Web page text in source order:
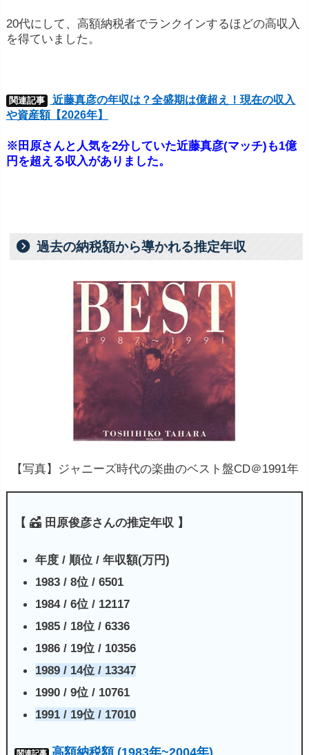
20代にして、高額納税者でランクインするほどの高収入
を得ていました。
関連記事
近藤真彦の年収は？全盛期は億超え！現在の収入
や資産額【2026年】
※田原さんと人気を2分していた近藤真彦(マッチ)も1億
円を超える収入がありました。
過去の納税額から導かれる推定年収
【写真】ジャニーズ時代の楽曲のベスト盤CD＠1991年
【 田原俊彦さんの推定年収 】
年度 / 順位 / 年収額(万円)
1983 / 8位 / 6501
1984 / 6位 / 12117
1985 / 18位 / 6336
1986 / 19位 / 10356
1989 / 14位 / 13347
1990 / 9位 / 10761
1991 / 19位 / 17010
関連記事 高額納税額 (1983年~2004年)